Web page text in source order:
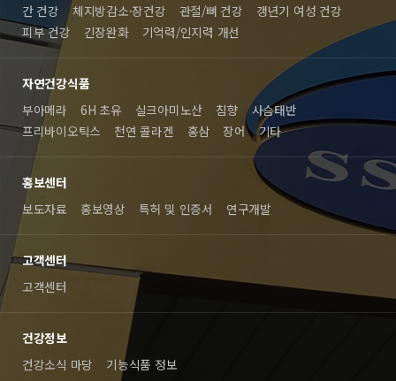
간 건강
체지방감소·장건강 관절/뼈 건강
갱년기 여성 건강
피부 건강
긴장완화 기억력/인지력 개선
자연건강식품
부아메라
6H 초유 실크아미노산 침향
사슴태반
프리바이오틱스
천연 콜라겐 홍삼 장어 기타
홍보센터
보도자료
홍보영상 특허 및 인증서 연구개발
고객센터
고객센터
건강정보
건강소식 마당
기능식품 정보